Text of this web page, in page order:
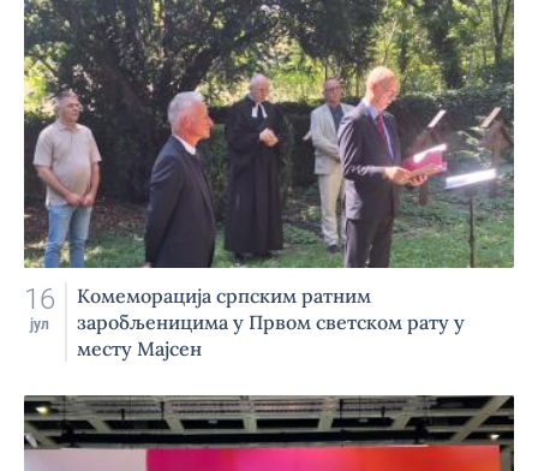
16
јул
Комеморација српским ратним
заробљеницима у Првом светском рату у
месту Мајсен